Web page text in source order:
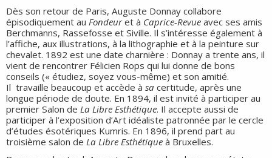
Dès son retour de Paris, Auguste Donnay collabore
épisodiquement au Fondeuret à Caprice-Revue avec ses amis
Berchmanns, Rassefosse et Siville. Il s’intéresse également à
l’affiche, aux illustrations, à la lithographie et à la peinture sur
chevalet. 1892 est une date charnière : Donnay a trente ans, il
vient de rencontrer Félicien Rops qui lui donne de bons
conseils (« étudiez, soyez vous-même) et son amitié.
Il travaille beaucoup et accède à sa certitude, après une
longue période de doute. En 1894, il est invité à participer au
premier Salon de La Libre Esthétique. Il accepte aussi de
participer à l’exposition d’Art idéaliste patronnée par le cercle
d’études ésotériques Kumris. En 1896, il prend part au
troisième salon de La Libre Esthétique à Bruxelles.